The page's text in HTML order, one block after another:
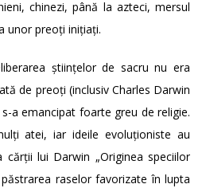
chinezi, până la azteci, mersul
unor preoți inițiați.
științelor de sacru nu era
de preoți (inclusiv Charles Darwin
a emancipat foarte greu de religie.
atei, iar ideile evoluționiste au
cărții lui Darwin „Originea speciilor
raselor favorizate în lupta